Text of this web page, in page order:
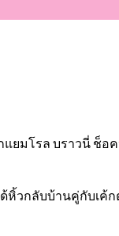
แยมโรล บราวนี่ ช็
วกลับบ้านคู่กับเค้ก